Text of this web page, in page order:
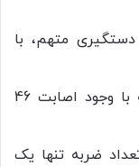
متهم، با
جسد مقتول به پزشکی اعلام می‌شود که با وجود اصابت 46
ضربه تنها یک